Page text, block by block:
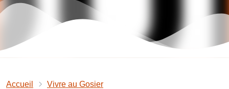
Accueil
Vivre au Gosier